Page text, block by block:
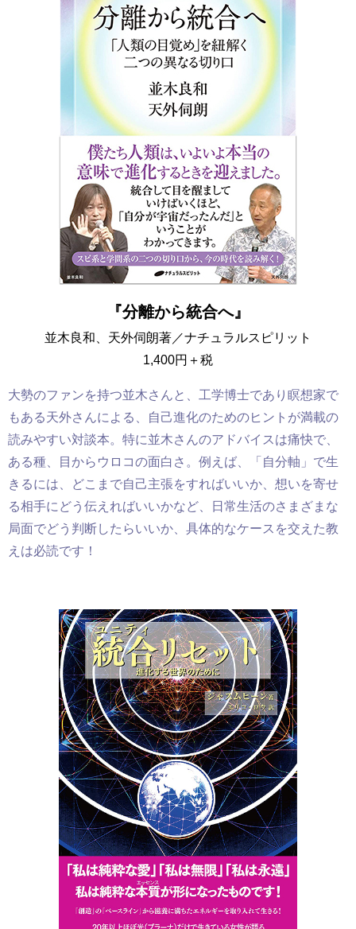
『 分離から統合へ』
並木良和、天外伺朗著／ナチュラルスピリット
1,400円＋税
大勢のファンを持つ並木さんと、工学博士であり瞑想家で
もある天外さんによる、自己進化のためのヒントが満載の
読みやすい対談本。特に並木さんのアドバイスは痛快で、
ある種、目からウロコの面白さ。例えば、「自分軸」で生
きるには、どこまで自己主張をすればいいか、想いを寄せ
る相手にどう伝えればいいかなど、日常生活のさまざまな
局面でどう判断したらいいか、具体的なケースを交えた教
えは必読です ！